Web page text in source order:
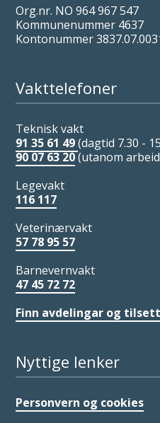
Org.nr. NO 964 967 547
Kommunenummer 4637
Kontonummer
Vakttelefoner
Teknisk vakt
91 35 61 49(dagtid 7.30 -
90 07 63 20(utanom
Legevakt
116 117
Veterinærvakt
57 78 95 57
Barnevernvakt
47 45 72 72
Finn avdelingar og
Nyttige lenker
Personvern og cookies